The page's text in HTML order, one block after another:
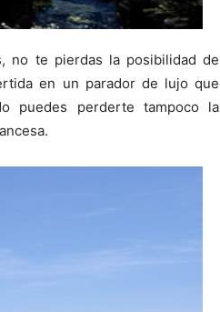
no te pierdas la posibilidad de
en un parador de lujo que
puedes perderte tampoco la